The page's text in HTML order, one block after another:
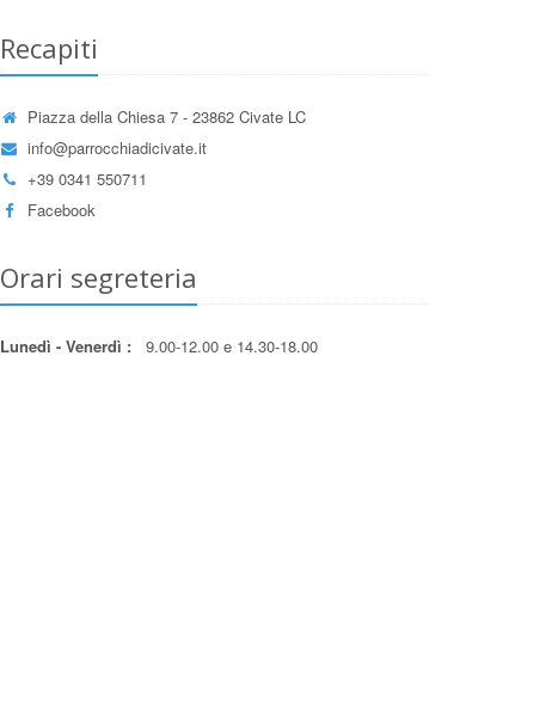
Recapiti
Piazza della Chiesa 7 - 23862 Civate LC
info@parrocchiadicivate.it
+39 0341 550711
Facebook
Orari segreteria
Lunedì - Venerdì : 9.00-12.00 e 14.30-18.00